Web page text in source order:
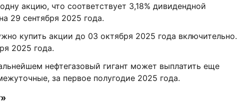
акцию, что соответствует 3,18% дивидендной
29 сентября 2025 года.
купить акции до 03 октября 2025 года включительно.
2025 года.
нефтегазовый гигант может выплатить еще
за первое полугодие 2025 года.